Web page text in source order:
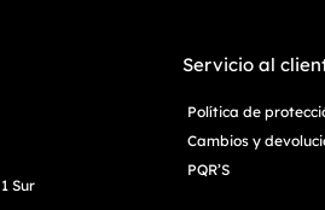
Sur
Servicio al
Política de
Cambios y
PQR’S